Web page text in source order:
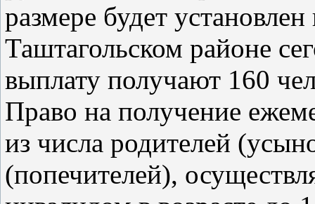
размере будет
Таштагольском районе
выплату получают 160
Право на получение
из числа родителей
(попечителей),